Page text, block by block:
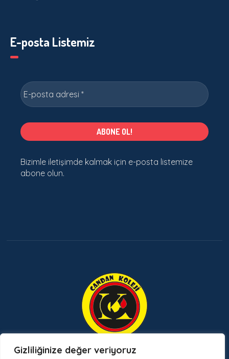
Gizliliğinize değer veriyoruz
E-posta Listemiz
Bizimle iletişimde kalmak için e-posta listemize
abone olun.